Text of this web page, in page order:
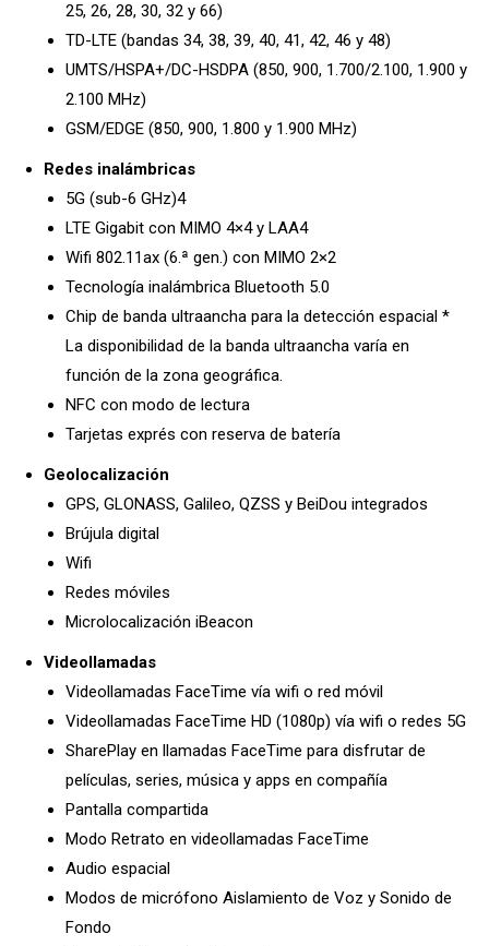
25, 26, 28, 30, 32 y 66)
TD-LTE (bandas 34, 38, 39, 40, 41, 42, 46 y 48)
UMTS/HSPA+/DC-HSDPA (850, 900, 1.700/2.100, 1.900 y
2.100 MHz)
GSM/EDGE (850, 900, 1.800 y 1.900 MHz)
Redes inalámbricas
5G (sub-6 GHz)4
LTE Gigabit con MIMO 4×4 y LAA4
Wifi 802.11ax (6.ª gen.) con MIMO 2×2
Tecnología inalámbrica Bluetooth 5.0
Chip de banda ultraancha para la detección espacial *
La disponibilidad de la banda ultraancha varía en
función de la zona geográfica.
NFC con modo de lectura
Tarjetas exprés con reserva de batería
Geolocalización
GPS, GLONASS, Galileo, QZSS y BeiDou integrados
Brújula digital
Wifi
Redes móviles
Microlocalización iBeacon
Videollamadas
Videollamadas FaceTime vía wifi o red móvil
Videollamadas FaceTime HD (1080p) vía wifi o redes 5G
SharePlay en llamadas FaceTime para disfrutar de
películas, series, música y apps en compañía
Pantalla compartida
Modo Retrato en videollamadas FaceTime
Audio espacial
Modos de micrófono Aislamiento de Voz y Sonido de
Fondo